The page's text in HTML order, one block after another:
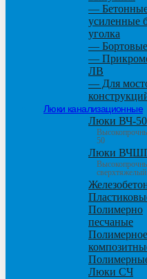
—
усиленные
уголка
—
—
ЛВ
— Для
Люки канализационные
Люки ВЧ-50
50
Люки
Полимерно
песчаные
Полимерное
Люки СЧ